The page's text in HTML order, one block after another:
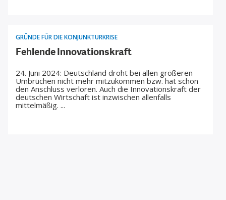
GRÜNDE FÜR DIE KONJUNKTURKRISE
Fehlende Innovationskraft
24. Juni 2024: Deutschland droht bei allen größeren
Umbrüchen nicht mehr mitzukommen bzw. hat schon
den Anschluss verloren. Auch die Innovationskraft der
deutschen Wirtschaft ist inzwischen allenfalls
mittelmäßig. ...